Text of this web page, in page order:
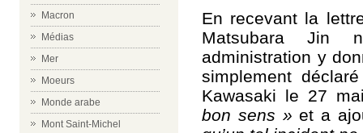
Macron
Médias
Mer
Moeurs
Monde arabe
Mont Saint-Michel
En recevant la
Matsubara Jin
administration y
simplement
Kawasaki le 27
bon sens » et a